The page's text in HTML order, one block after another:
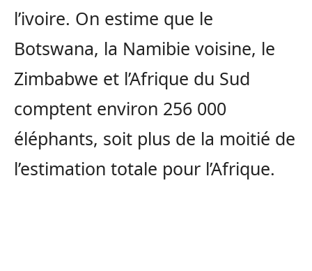
l’ivoire. On estime que le
Botswana, la Namibie voisine, le
Zimbabwe et l’Afrique du Sud
comptent environ 256 000
éléphants, soit plus de la moitié de
l’estimation totale pour l’Afrique.